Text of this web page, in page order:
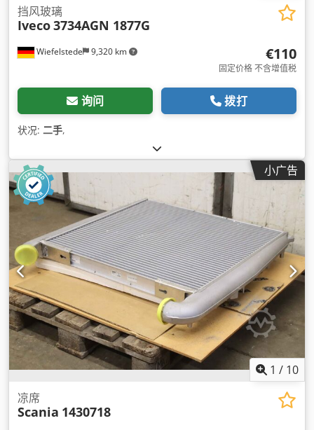
Wiefelstede 9,320 km
挡风玻璃
Iveco3734AGN 1877G
€110
固定价格 不含增值税
询问 拨打
状况: 二手,
小广告
1 / 10
凉席
Scania 1430718